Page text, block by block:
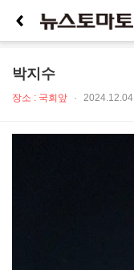
박지수
장소 : 국회앞 · 2024.12.04